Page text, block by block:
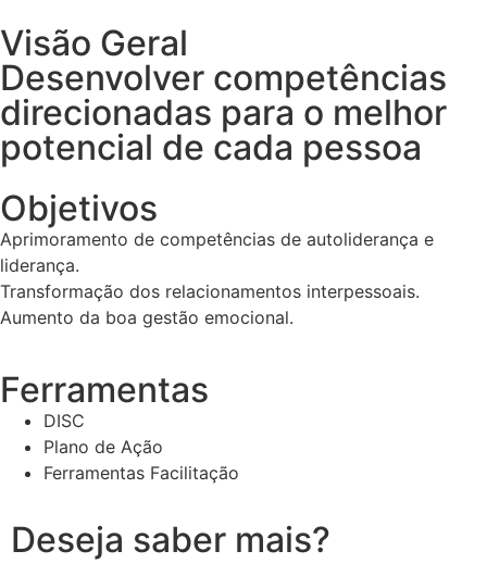
Visão Geral
Desenvolver competências
direcionadas para o melhor
potencial de cada pessoa
Objetivos
Aprimoramento de competências de autoliderança e
liderança.
Transformação dos relacionamentos interpessoais.
Aumento da boa gestão emocional.
Ferramentas
DISC
Plano de Ação
Ferramentas Facilitação
Deseja saber mais?